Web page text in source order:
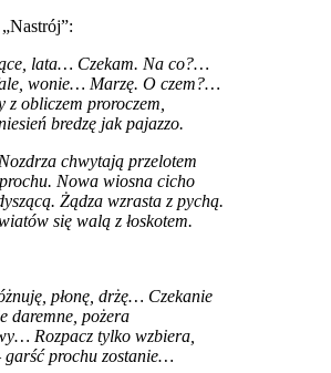
lata… Czekam. Na co?…
wonie… Marzę. O czem?…
z obliczem proroczem,
bredzę jak pajazzo.
chwytają przelotem
Nowa wiosna cicho
Żądza wzrasta z pychą.
się walą z łoskotem.
płonę, drżę… Czekanie
daremne, pożera
Rozpacz tylko wzbiera,
garść prochu zostanie…